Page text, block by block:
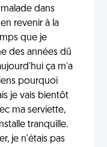
dans
revenir à la
que je
des années dû
ça m'a
pourquoi
je vais bientôt
ma serviette,
tranquille.
je n'étais pas